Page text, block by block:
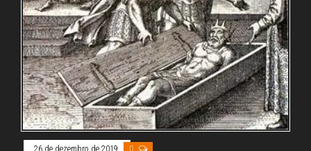
26 de dezembro de 2019 0